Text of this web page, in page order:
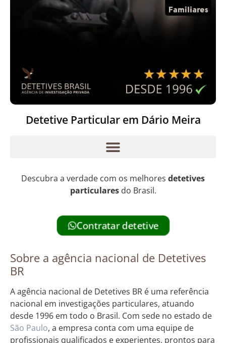
Detetive Particular em Dário Meira
Descubra a verdade com os melhores detetives
particularesdo Brasil.
Contratar detetive
Sobre a agência nacional de Detetives
BR
A agência nacional de Detetives BR é uma referência
nacional em investigações particulares, atuando
desde 1996 em todo o Brasil. Com sede no estado de
São Paulo, a empresa conta com uma equipe de
profissionais qualificados e experientes, prontos para